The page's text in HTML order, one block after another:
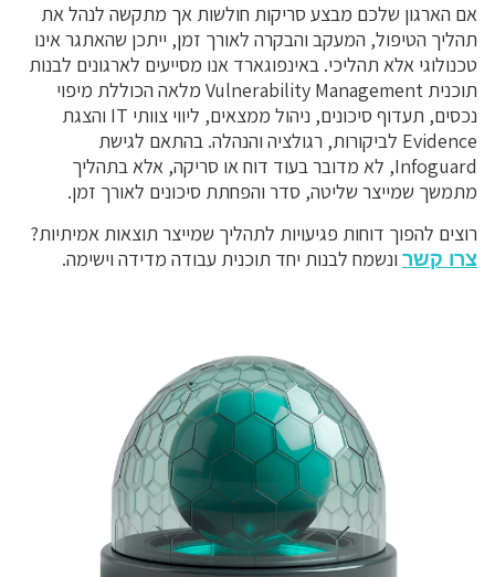
אם הארגון שלכם מבצע סריקות חולשות אך מתקשה לנהל את
תהליך הטיפול, המעקב והבקרה לאורך זמן, ייתכן שהאתגר אינו
טכנולוגי אלא תהליכי. באינפוגארד אנו מסייעים לארגונים לבנות
תוכנית Vulnerability Management מלאה הכוללת מיפוי
נכסים, תעדוף סיכונים, ניהול ממצאים, ליווי צוותי IT והצגת
Evidence לביקורות, רגולציה והנהלה. בהתאם לגישת
Infoguard, לא מדובר בעוד דוח או סריקה, אלא בתהליך
מתמשך שמייצר שליטה, סדר והפחתת סיכונים לאורך זמן.
רוצים להפוך דוחות פגיעויות לתהליך שמייצר תוצאות אמיתיות?
צרו קשר ונשמח לבנות יחד תוכנית עבודה מדידה וישימה.